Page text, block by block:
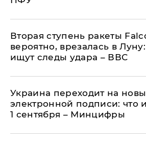
Вторая ступень ракеты
вероятно, врезалась в
ищут следы удара – ВВС
Украина переходит на
электронной подписи: что
1 сентября – Минцифры